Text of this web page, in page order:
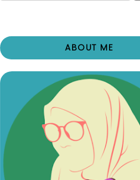
ABOUT ME